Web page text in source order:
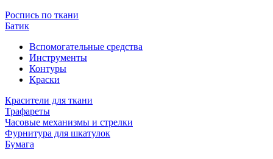
Роспись по ткани
Батик
Вспомогательные средства
Инструменты
Контуры
Краски
Красители для ткани
Трафареты
Часовые механизмы и стрелки
Фурнитура для шкатулок
Бумага